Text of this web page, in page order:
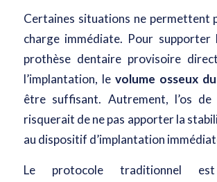
Certaines situations ne permettent
charge immédiate. Pour supporter
prothèse dentaire provisoire
l’implantation, le volume osseux
être suffisant. Autrement, l’os de
risquerait de ne pas apporter la
au dispositif d’implantation
Le protocole traditionnel est